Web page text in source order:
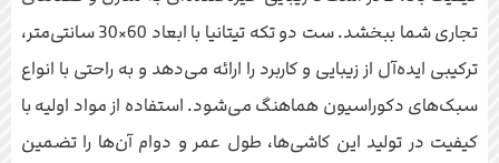
تجاری شما ببخشد. ست دو تکه تیتانیا با ابعاد 60×30 سانتی‌متر،
ترکیبی ایده‌آل از زیبایی و کاربرد را ارائه می‌دهد و به راحتی با انواع
سبک‌های دکوراسیون هماهنگ می‌شود. استفاده از مواد اولیه با
کیفیت در تولید این کاشی‌ها، طول عمر و دوام آن‌ها را تضمین